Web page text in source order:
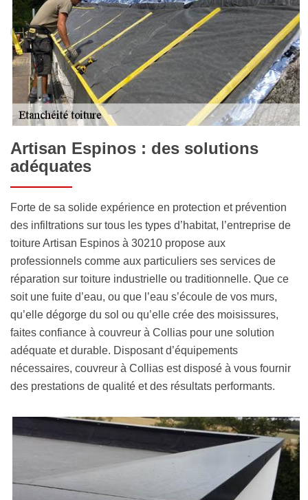
Artisan Espinos : des solutions
adéquates
Forte de sa solide expérience en protection et prévention
des infiltrations sur tous les types d’habitat, l’entreprise de
toiture Artisan Espinos à 30210 propose aux
professionnels comme aux particuliers ses services de
réparation sur toiture industrielle ou traditionnelle. Que ce
soit une fuite d’eau, ou que l’eau s’écoule de vos murs,
qu’elle dégorge du sol ou qu’elle crée des moisissures,
faites confiance à couvreur à Collias pour une solution
adéquate et durable. Disposant d’équipements
nécessaires, couvreur à Collias est disposé à vous fournir
des prestations de qualité et des résultats performants.